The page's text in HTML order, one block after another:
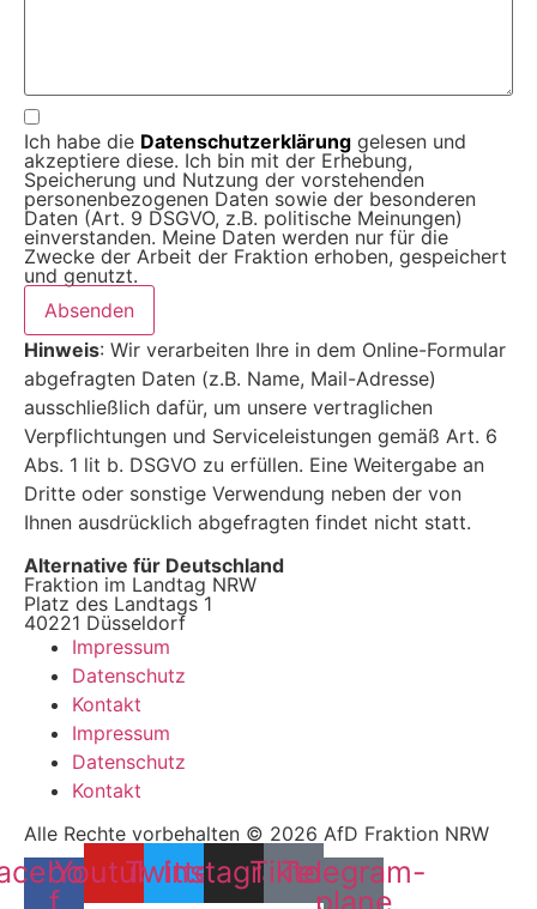
Ich habe die Datenschutz­erklärung gelesen und
akzeptiere diese. Ich bin mit der Erhebung,
Speicherung und Nutzung der vorstehenden
personenbezogenen Daten sowie der besonderen
Daten (Art. 9 DSGVO, z.B. politische Meinungen)
einverstanden. Meine Daten werden nur für die
Zwecke der Arbeit der Fraktion erhoben, gespeichert
und genutzt.
Absenden
Hinweis: Wir verarbeiten Ihre in dem Online-Formular
abgefragten Daten (z.B. Name, Mail-Adresse)
ausschließlich dafür, um unsere vertraglichen
Verpflichtungen und Serviceleistungen gemäß Art. 6
Abs. 1 lit b. DSGVO zu erfüllen. Eine Weitergabe an
Dritte oder sonstige Verwendung neben der von
Ihnen ausdrücklich abgefragten findet nicht statt.
Alternative für Deutschland
Fraktion im Landtag NRW
Platz des Landtags 1
40221 Düsseldorf
Impressum
Datenschutz
Kontakt
Impressum
Datenschutz
Kontakt
Alle Rechte vorbehalten © 2026 AfD Fraktion NRW
YoutubeTwitter
Instagram
Tiktok
Telegram-